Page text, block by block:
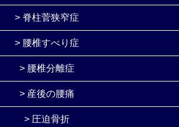
> 脊柱菅狭窄症
> 腰椎すべり症
> 腰椎分離症
> 産後の腰痛
> 圧迫骨折